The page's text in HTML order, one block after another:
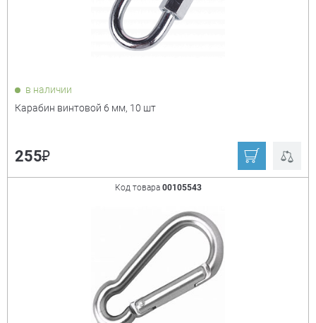
в наличии
Карабин винтовой 6 мм, 10 шт
255₽
Код товара 00105543